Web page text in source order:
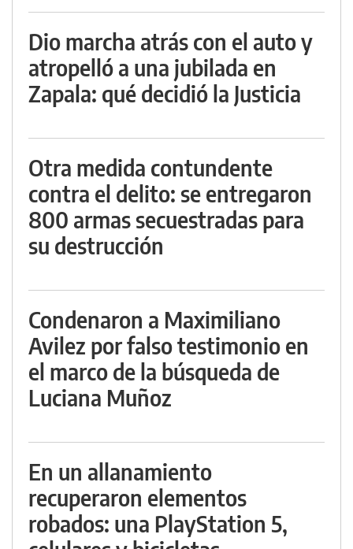
Dio marcha atrás con el auto y
atropelló a una jubilada en
Zapala: qué decidió la Justicia
Otra medida contundente
contra el delito: se entregaron
800 armas secuestradas para
su destrucción
Condenaron a Maximiliano
Avilez por falso testimonio en
el marco de la búsqueda de
Luciana Muñoz
En un allanamiento
recuperaron elementos
robados: una PlayStation 5,